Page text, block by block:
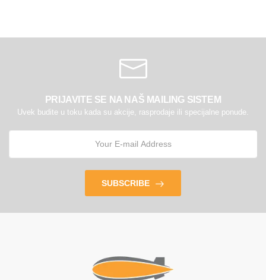
PRIJAVITE SE NA NAŠ MAILING SISTEM
Uvek budite u toku kada su akcije, rasprodaje ili specijalne ponude.
SUBSCRIBE